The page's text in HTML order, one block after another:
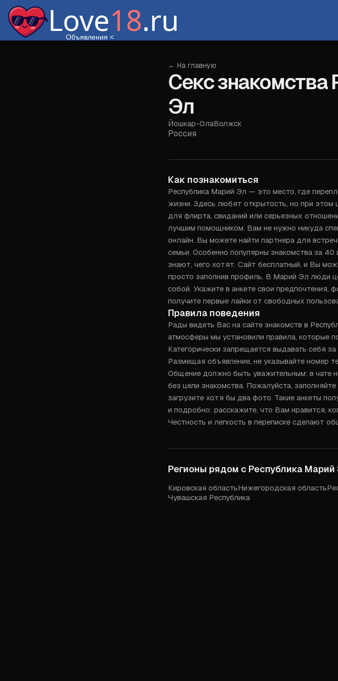
Love18.ru
Объявления <
← На главную
Секс знакомства
Эл
Йошкар-ОлаВолжск
Россия
Как познакомиться
Республика Марий Эл — это место, где
жизни. Здесь любят открытость, но при
для флирта, свиданий или серьезных
лучшим помощником. Вам не нужно никуда
онлайн. Вы можете найти партнера для
семьи. Особенно популярны знакомства за
знают, чего хотят. Сайт бесплатный, и Вы
просто заполнив профиль. В Марий Эл люди
собой. Укажите в анкете свои предпочтения,
получите первые лайки от свободных
Правила поведения
Рады видеть Вас на сайте знакомств в
атмосферы мы установили правила, которые
Категорически запрещается выдавать себя
Размещая объявление, не указывайте номер
Общение должно быть уважительным: в чате
без цели знакомства. Пожалуйста,
загрузите хотя бы два фото. Такие анкеты
и подробно: расскажите, что Вам нравится,
Честность и легкость в переписке сделают
Регионы рядом с Республика Марий
Кировская областьНижегородская область
Чувашская Республика